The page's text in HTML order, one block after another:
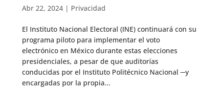
Abr 22, 2024| Privacidad
El Instituto Nacional Electoral (INE) continuará con su
programa piloto para implementar el voto
electrónico en México durante estas elecciones
presidenciales, a pesar de que auditorías
conducidas por el Instituto Politécnico Nacional ─y
encargadas por la propia...